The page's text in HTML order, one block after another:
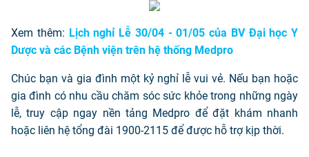
Xem thêm: Lịch nghỉ Lễ 30/04 - 01/05 của BV Đại học Y
Dược và các Bệnh viện trên hệ thống Medpro
Chúc bạn và gia đình một kỷ nghỉ lễ vui vẻ. Nếu bạn hoặc
gia đình có nhu cầu chăm sóc sức khỏe trong những ngày
lễ, truy cập ngay nền tảng Medpro để đặt khám nhanh
hoặc liên hệ tổng đài 1900-2115 để được hỗ trợ kịp thời.